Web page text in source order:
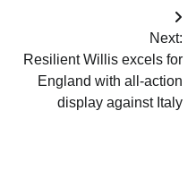
Next:
Resilient Willis excels for
England with all-action
display against Italy